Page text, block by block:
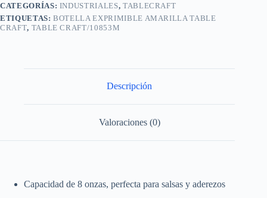
Punta
Cónica/10853M
cantidad
CATEGORÍAS: INDUSTRIALES, TABLECRAFT
ETIQUETAS:BOTELLA EXPRIMIBLE AMARILLA TABLE
CRAFT, TABLE CRAFT/10853M
Descripción
Valoraciones (0)
Capacidad de 8 onzas, perfecta para salsas y aderezos